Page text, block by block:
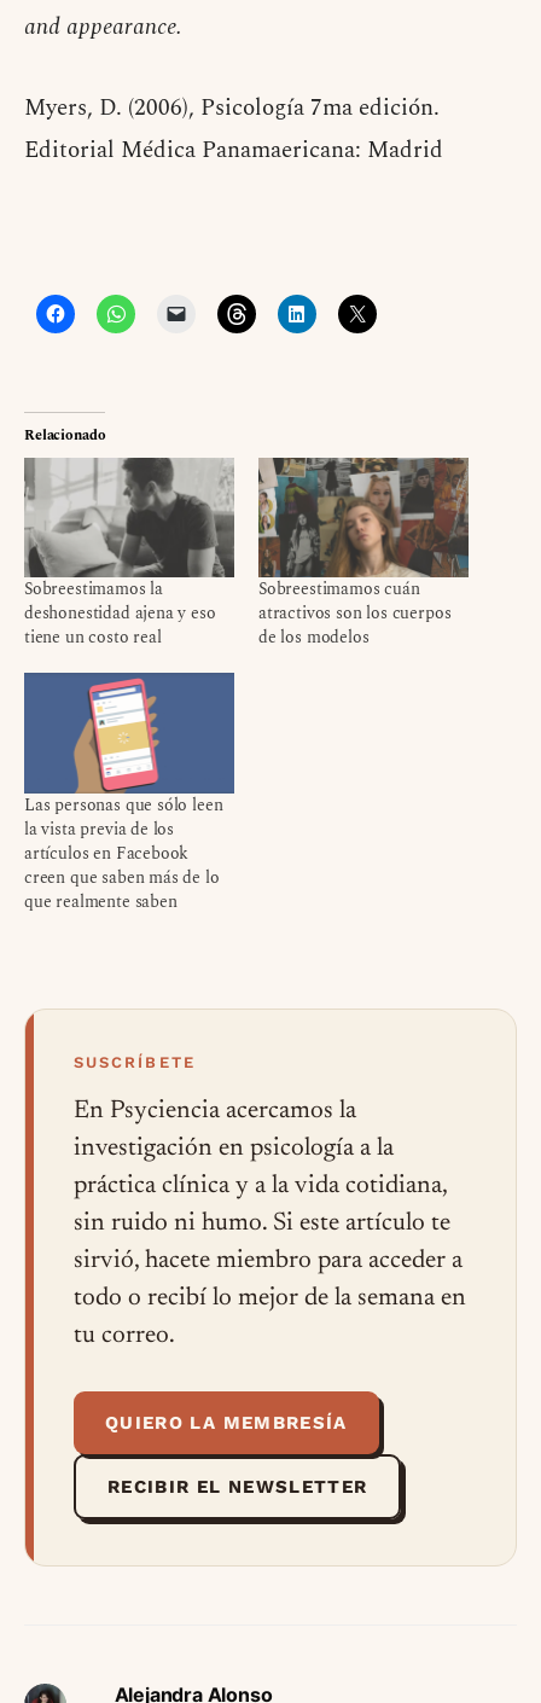
and appearance.
Myers, D. (2006), Psicología 7ma edición.
Editorial Médica Panamaericana: Madrid
Relacionado
Sobreestimamos la
deshonestidad ajena y eso
tiene un costo real
Sobreestimamos cuán
atractivos son los cuerpos
de los modelos
Las personas que sólo leen
la vista previa de los
artículos en Facebook
creen que saben más de lo
que realmente saben
SUSCRÍBETE
En Psyciencia acercamos la
investigación en psicología a la
práctica clínica y a la vida cotidiana,
sin ruido ni humo. Si este artículo te
sirvió, hacete miembro para acceder a
todo o recibí lo mejor de la semana en
tu correo.
QUIERO LA MEMBRESÍA
RECIBIR EL NEWSLETTER
Alejandra Alonso